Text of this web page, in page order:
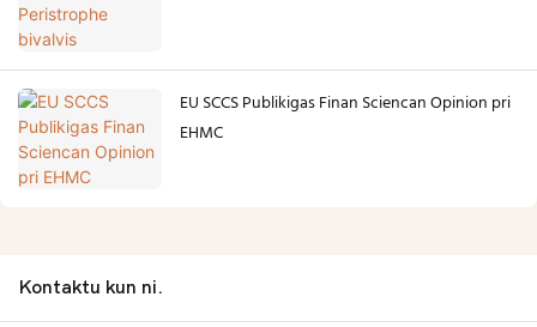
EU SCCS Publikigas Finan Sciencan Opinion pri
EHMC
Kontaktu kun ni.